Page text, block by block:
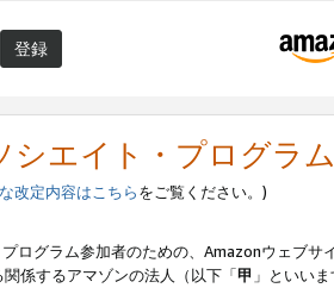
登録
シエイト・プログラ
改定内容はこちらをご覧ください。)
ログラム参加者のための、Amazonウェブサ
関係するアマゾンの法人（以下「甲 」といい